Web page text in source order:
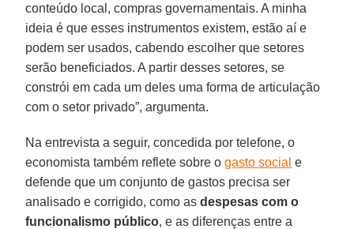
conteúdo local, compras governamentais. A minha
ideia é que esses instrumentos existem, estão aí e
podem ser usados, cabendo escolher que setores
serão beneficiados. A partir desses setores, se
constrói em cada um deles uma forma de articulação
com o setor privado”, argumenta.
Na entrevista a seguir, concedida por telefone, o
economista também reflete sobre ogasto social e
defende que um conjunto de gastos precisa ser
analisado e corrigido, como asdespesas com o
funcionalismo público, e as diferenças entre a